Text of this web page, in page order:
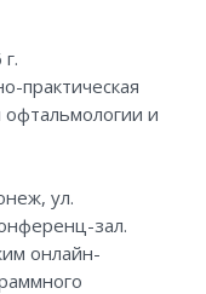
практическая
и
ул.
зал.
онлайн-